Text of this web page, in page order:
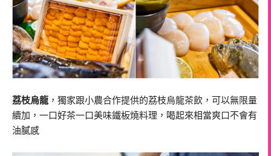
荔枝烏龍 ，獨家跟小農合作提供的荔枝烏龍茶飲，可以無限量
續加，一口好茶一口美味鐵板燒料理，喝起來相當爽口不會有
油膩感